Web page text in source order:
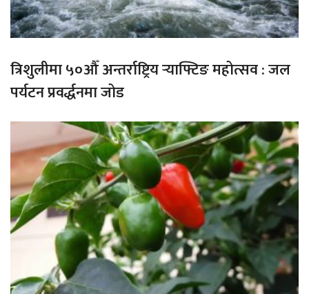
त्रिशुलीमा ५०औँ अन्तर्राष्ट्रिय र्‍याफ्टिङ महोत्सव : जल
पर्यटन प्रवर्द्धनमा जोड